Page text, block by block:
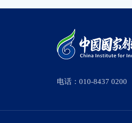
电话：010-8437 0200